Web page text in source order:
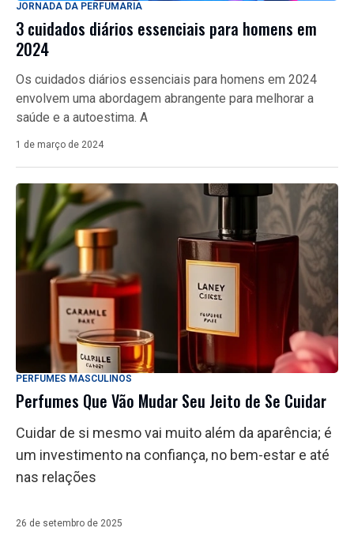
JORNADA DA PERFUMARIA
3 cuidados diários essenciais para homens em
2024
Os cuidados diários essenciais para homens em 2024
envolvem uma abordagem abrangente para melhorar a
saúde e a autoestima. A
1 de março de 2024
PERFUMES MASCULINOS
Perfumes Que Vão Mudar Seu Jeito de Se Cuidar
Cuidar de si mesmo vai muito além da aparência; é
um investimento na confiança, no bem-estar e até
nas relações
26 de setembro de 2025